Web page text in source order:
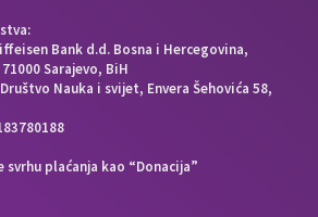
Bank d.d. Bosna i Hercegovina,
Sarajevo, BiH
Nauka i svijet, Envera Šehovića 58,
svrhu plaćanja kao “Donacija”